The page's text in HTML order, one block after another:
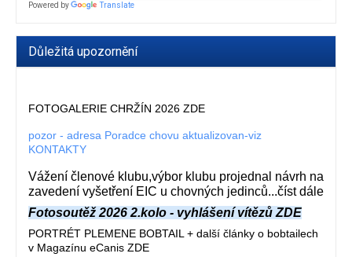
Powered by Translate
Důležitá upozornění
FOTOGALERIE CHRŽÍN 2026 ZDE
pozor - adresa Poradce chovu aktualizovan-viz
KONTAKTY
Vážení členové klubu,výbor klubu projednal návrh na
zavedení vyšetření EIC u chovných jedinců...číst dále
Fotosoutěž 2026 2.kolo - vyhlášení vítězů ZDE
PORTRÉT PLEMENE BOBTAIL + další články o bobtailech
v Magazínu eCanis ZDE